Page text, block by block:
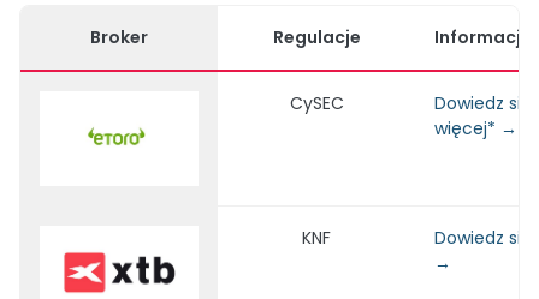
Broker Regulacje Informacje
CySEC
Dowiedz się
więcej* →
KNF
Dowiedz się
→